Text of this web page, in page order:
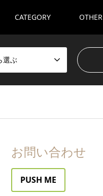
CATEGORY OTHER
選ぶ
お問い合わせ
PUSH ME